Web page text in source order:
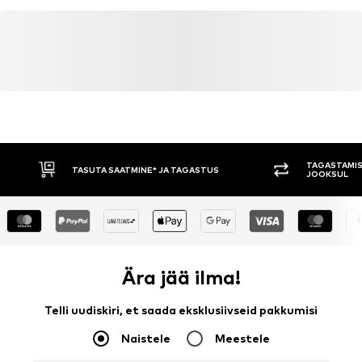
TASUTA SAATMINE* JA TAGASTUS
JOOKSUL
Ära jää ilma!
Telli uudiskiri, et saada eksklusiivseid pakkumisi
Naistele Meestele